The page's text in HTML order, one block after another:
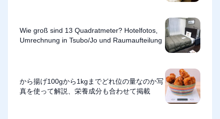
Wie groß sind 13 Quadratmeter? Hotelfotos,
Umrechnung in Tsubo/Jo und Raumaufteilung
から揚げ100gから1kgまでどれ位の量なのか写
真を使って解説、栄養成分も合わせて掲載